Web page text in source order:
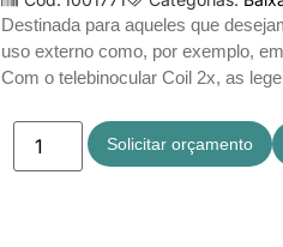
Destinada para aqueles que
uso externo como, por exemplo,
Com o telebinocular Coil 2x, as
Solicitar orçamento